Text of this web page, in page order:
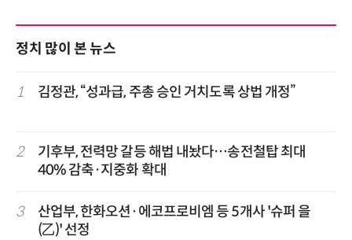
정치 많이 본 뉴스
1 김정관, “성과급, 주총 승인 거치도록 상법 개정”
2
기후부, 전력망 갈등 해법 내놨다…송전철탑 최대
40% 감축·지중화 확대
3
산업부, 한화오션·에코프로비엠 등 5개사 '슈퍼 을
(乙)' 선정